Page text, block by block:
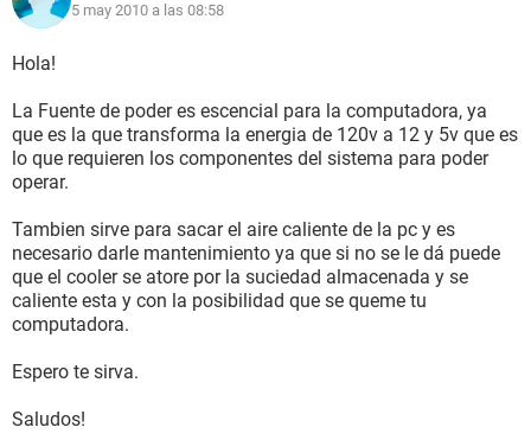
5 may 2010 a las 08:58
Hola!
La Fuente de poder es escencial para la computadora, ya
que es la que transforma la energia de 120v a 12 y 5v que es
lo que requieren los componentes del sistema para poder
operar.
Tambien sirve para sacar el aire caliente de la pc y es
necesario darle mantenimiento ya que si no se le dá puede
que el cooler se atore por la suciedad almacenada y se
caliente esta y con la posibilidad que se queme tu
computadora.
Espero te sirva.
Saludos!